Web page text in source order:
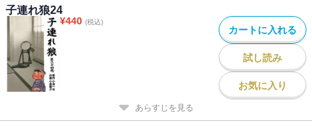
子連れ狼24
¥440 (税込)
カートに入れる
試し読み
お気に入り
あらすじを見る